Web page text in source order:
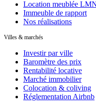
Location meublée
Immeuble de rapport
Nos réalisations
Villes & marchés
Investir par ville
Baromètre des prix
Rentabilité locative
Marché immobilier
Colocation & coliving
Réglementation Airbnb